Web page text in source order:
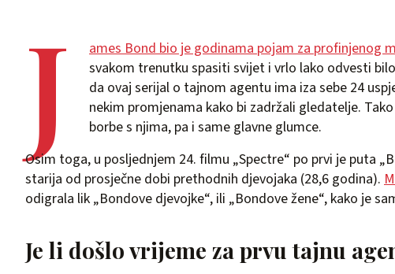
J ames Bond bio je godinama pojam za profinjenog
svakom trenutku spasiti svijet i vrlo lako odvesti
da ovaj serijal o tajnom agentu ima iza sebe 24
nekim promjenama kako bi zadržali gledatelje.
borbe s njima, pa i same glavne glumce.
Osim toga, u posljednjem 24. filmu „Spectre“ po prvi je puta
starija od prosječne dobi prethodnih djevojaka (28,6 godina).
odigrala lik „Bondove djevojke“, ili „Bondove žene“, kako je
Je li došlo vrijeme za prvu tajnu